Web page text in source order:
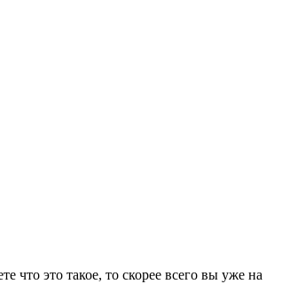
что это такое, то скорее всего вы уже на